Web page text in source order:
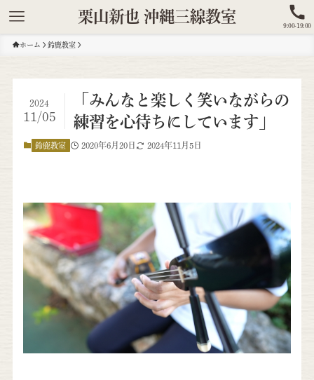
栗山新也 沖縄三線教室
9:00-19:00
ホーム 鈴鹿教室
「みんなと楽しく笑いながらの
練習を心待ちにしています」
2024
11/05
鈴鹿教室 2020年6月20日 2024年11月5日